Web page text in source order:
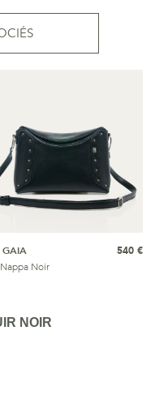
GAIA
Noir
540 €
NOIR